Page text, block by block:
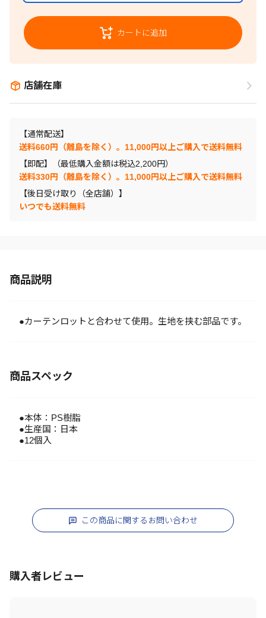
カートに追加
店舗在庫
【通常配送】
送料660円（離島を除く）。11,000円以上ご購入で送料無料
【即配】（最低購入金額は税込2,200円）
送料330円（離島を除く）。11,000円以上ご購入で送料無料
【後日受け取り（全店舗）】
いつでも送料無料
商品説明
●カーテンロットと合わせて使用。生地を挟む部品です。
商品スペック
●本体：PS樹脂
●生産国：日本
●12個入
この商品に関するお問い合わせ
購入者レビュー